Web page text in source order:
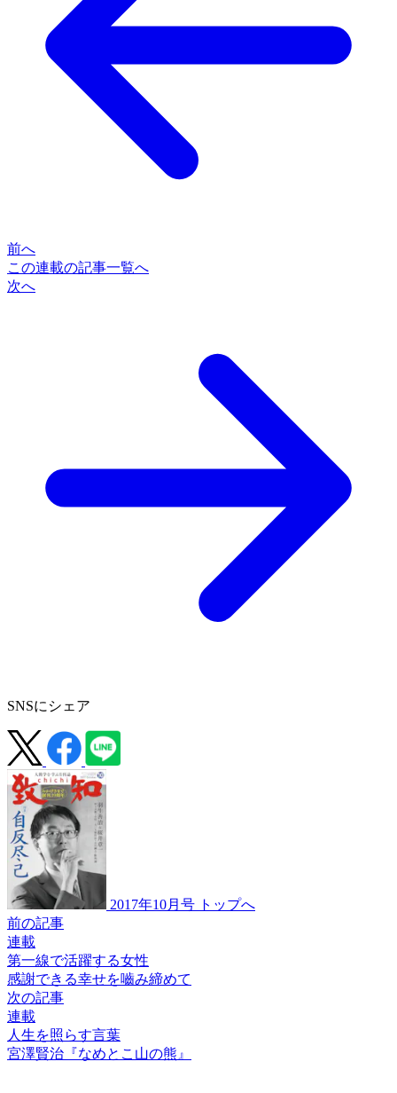
前へ
この連載の記事一覧へ
次へ
SNSにシェア
2017年10月号 トップへ
前の記事
連載
第一線で活躍する女性
感謝できる幸せを嚙み締めて
次の記事
連載
人生を照らす言葉
宮澤賢治 『なめとこ山の熊』